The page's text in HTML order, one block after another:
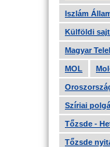
Iszlám
Külföldi
Magyar
MOL
Szíriai
Tőzsde -
Tőzsde